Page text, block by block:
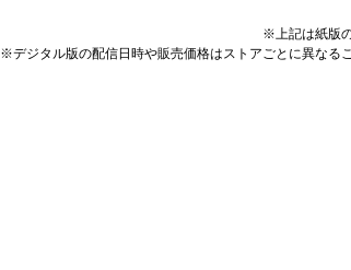
※上記は紙版
※デジタル版の配信日時や販売価格はストアごとに異なる